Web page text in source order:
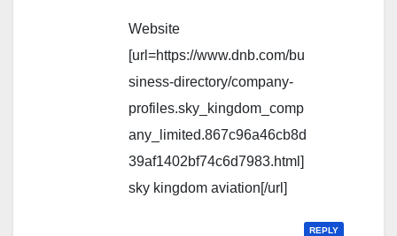
Website
[url=https://www.dnb.com/bu
siness-directory/company-
profiles.sky_kingdom_comp
any_limited.867c96a46cb8d
39af1402bf74c6d7983.html]
sky kingdom aviation[/url]
REPLY